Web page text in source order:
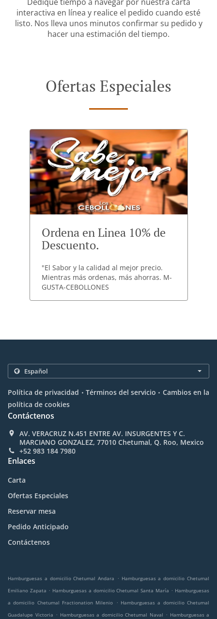
interactiva en línea y realice el pedido cuando esté
listo. Nos lleva unos minutos confirmar su pedido y
hacer una estimación del tiempo.
Ofertas Especiales
Ordena en Linea 10% de
Descuento.
"El Sabor y la calidad al mejor precio.
Mientras más ordenas, más ahorras. M-
GUSTA-CEBOLLONES
Política de privacidad . Términos del servicio . Cambios en la
política de cookies
Contáctenos
AV. VERACRUZ N.451 ENTRE AV. INSURGENTES Y C.
MARCIANO GONZALEZ, 77010 Chetumal, Q. Roo, Mexico
+52 983 184 7980
Enlaces
Carta
Ofertas Especiales
Reservar mesa
Pedido Anticipado
Contáctenos
Hamburguesas a domicilio Chetumal Andara . Hamburguesas a domicilio Chetumal
Emiliano Zapata . Hamburguesas a domicilio Chetumal Santa María . Hamburguesas
a domicilio Chetumal Fractionation Milenio
. Hamburguesas a domicilio Chetumal
Guadalupe Victoria . Hamburguesas a domicilio Chetumal Naval . Hamburguesas a